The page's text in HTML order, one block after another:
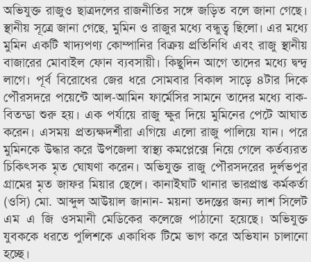
অভিযুক্ত রাজুও ছাত্রদলের রাজনীতির সঙ্গে জড়িত বলে জানা গেছে।
স্থানীয় সূত্রে জানা গেছে, মুমিন ও রাজুর মধ্যে বন্ধুত্ব ছিলো। এর মধ্যে
মুমিন একটি খাদ্যপণ্য কোম্পানির বিক্রয় প্রতিনিধি এবং রাজু স্থানীয়
বাজারের মোবাইল ফোন ব্যবসায়ী। কিছুদিন আগে তাদের মধ্যে দ্বন্দ্ব
লাগে। পূর্ব বিরোধের জের ধরে সোমবার বিকাল সাড়ে ৪টার দিকে
পৌরসদরে পয়েন্টে আল-আমিন ফার্মেসির সামনে তাদের মধ্যে বাক-
বিতন্ডা শুরু হয়। এক পর্যায়ে রাজু ক্ষুর দিয়ে মুমিনের পেটে আঘাত
করেন। এসময় প্রত্যক্ষদর্শীরা এগিয়ে এলো রাজু পালিয়ে যান। পরে
মুমিনকে উদ্ধার করে উপজেলা স্বাস্থ্য কমপ্লেক্সে নিয়ে গেলে কর্তব্যরত
চিকিৎসক মৃত ঘোষণা করেন। অভিযুক্ত রাজু পৌরসদরের দুর্লভপুর
গ্রামের মৃত জাফর মিয়ার ছেলে। কানাইঘাট থানার ভারপ্রাপ্ত কর্মকর্তা
(ওসি) মো. আব্দুল আউয়াল জানান- ময়না তদন্তের জন্য লাশ সিলেট
এম এ জি ওসমানী মেডিকের কলেজে পাঠানো হয়েছে। অভিযুক্ত
যুবককে ধরতে পুলিশকে একাধিক টিমে ভাগ করে অভিযান চালানো
হচ্ছে।